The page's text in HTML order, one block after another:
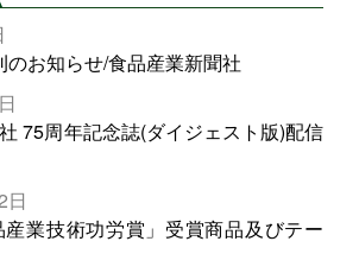
のお知らせ/食品産業新聞社
75周年記念誌(ダイジェスト版)配信
日
産業技術功労賞」受賞商品及びテー